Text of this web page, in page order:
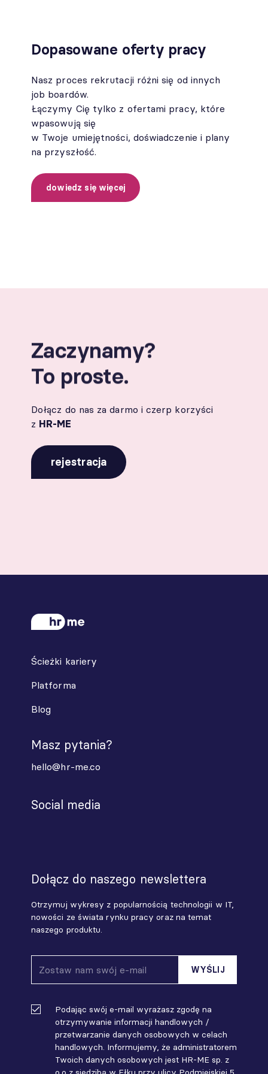
Dopasowane oferty pracy
Nasz proces rekrutacji różni się od innych
job boardów.
Łączymy Cię tylko z ofertami pracy, które
wpasowują się
w Twoje umiejętności, doświadczenie i plany
na przyszłość.
dowiedz się więcej
Zaczynamy?
To proste.
Dołącz do nas za darmo i czerp korzyści
z HR-ME
rejestracja
Ścieżki kariery
Platforma
Blog
Masz pytania?
hello@hr-me.co
Social media
Dołącz do naszego newslettera
Otrzymuj wykresy z popularnością technologii w IT,
nowości ze świata rynku pracy oraz na temat
naszego produktu.
Podając swój e-mail wyrażasz zgodę na
otrzymywanie informacji handlowych /
przetwarzanie danych osobowych w celach
handlowych. Informujemy, że administratorem
Twoich danych osobowych jest HR-ME sp. z